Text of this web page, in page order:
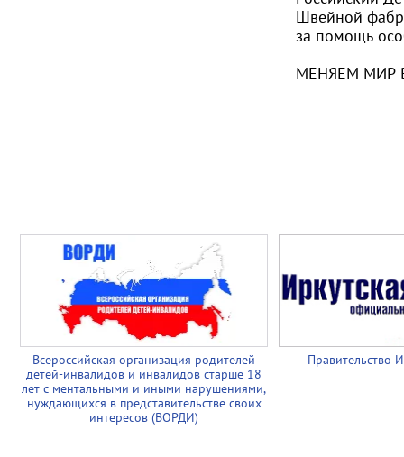
Швейной
за помощь
МЕНЯЕМ МИР
Всероссийская организация родителей
детей-инвалидов и инвалидов старше 18
лет с ментальными и иными нарушениями,
нуждающихся в представительстве своих
интересов (ВОРДИ)
Правительство